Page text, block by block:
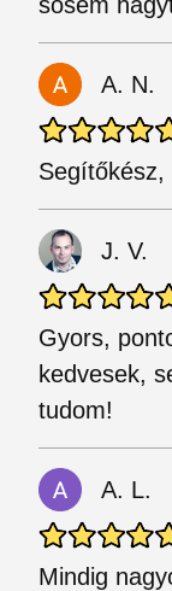
A. N.
Segítőkész,
J. V.
Gyors,
kedvesek,
tudom!
A. L.
Mindig